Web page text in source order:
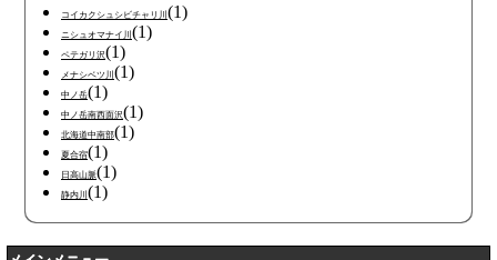
コイカクシュシビチャリ川(1)
ニシュオマナイ川(1)
ペテガリ沢(1)
メナシベツ川(1)
中ノ岳(1)
中ノ岳南西面沢(1)
北海道中南部(1)
夏合宿(1)
日高山脈(1)
静内川(1)